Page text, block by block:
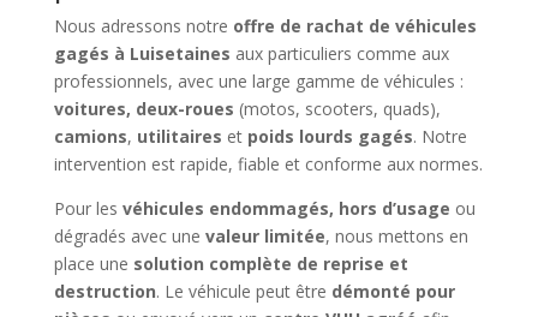
Nous adressons notre offre de rachat de véhicules
gagés à Luisetaines aux particuliers comme aux
professionnels, avec une large gamme de véhicules :
voitures, deux-roues (motos, scooters, quads),
camions, utilitaires et poids lourds gagés. Notre
intervention est rapide, fiable et conforme aux normes.
Pour les véhicules endommagés, hors d’usage ou
dégradés avec une valeur limitée, nous mettons en
place une solution complète de reprise et
destruction. Le véhicule peut être démonté pour